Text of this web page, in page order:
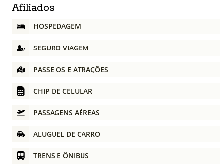
Afiliados
HOSPEDAGEM
SEGURO VIAGEM
PASSEIOS E ATRAÇÕES
CHIP DE CELULAR
PASSAGENS AÉREAS
ALUGUEL DE CARRO
TRENS E ÔNIBUS